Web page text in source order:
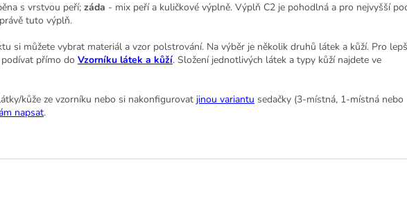
s vrstvou peří; záda - mix peří a kuličkové výplně. Výplň C2 je pohodlná a pro nejvyšší
tuto výplň.
si můžete vybrat materiál a vzor polstrování. Na výběr je několik druhů látek a kůží. Pro
přímo do Vzorníku látek a kůží. Složení jednotlivých látek a typy kůží najdete ve
kůže ze vzorníku nebo si nakonfigurovat jinou variantu sedačky (3-místná, 1-místná nebo
napsat.